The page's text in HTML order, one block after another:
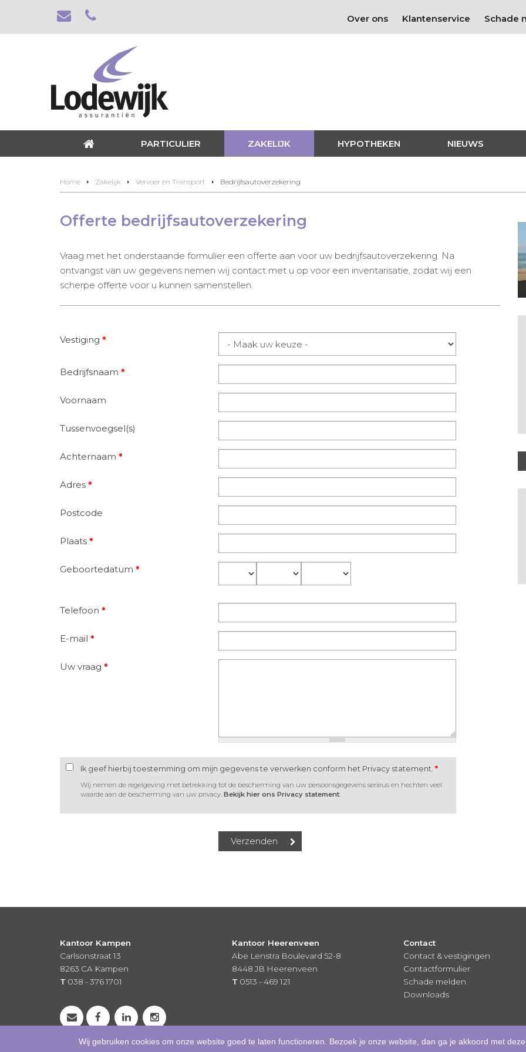
Wij gebruiken cookies om onze website goed te laten functioneren. Bezoek je onze website, dan ga je akkoord met deze
Over ons Klantenservice Schade
PARTICULIER ZAKELIJK HYPOTHEKEN NIEUWS
Home Zakelijk Vervoer en Transport Bedrijfsautoverzekering
Offerte bedrijfsautoverzekering
Vraag met het onderstaande formulier een offerte aan voor uw bedrijfsautoverzekering. Na
ontvangst van uw gegevens nemen wij contact met u op voor een inventarisatie, zodat wij een
scherpe offerte voor u kunnen samenstellen.
Vestiging *
Bedrijfsnaam *
Voornaam
Tussenvoegsel(s)
Achternaam *
Adres *
Postcode
Plaats *
Geboortedatum *
Telefoon *
E-mail *
Uw vraag *
Ik geef hierbij toestemming om mijn gegevens te verwerken conform het Privacy statement. *
Wij nemen de regelgeving met betrekking tot de bescherming van uw persoonsgegevens serieus en hechten veel
waarde aan de bescherming van uw privacy. Bekijk hier ons Privacy statement.
Kantoor Kampen
Carlsonstraat 13
8263 CA Kampen
T 038 - 376 1701
Kantoor Heerenveen
Abe Lenstra Boulevard 52-8
8448 JB Heerenveen
T 0513 - 469 121
Contact
Contact & vestigingen
Contactformulier
Schade melden
Downloads